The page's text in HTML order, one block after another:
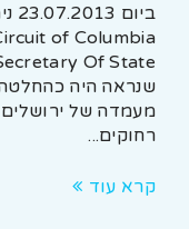
שנראה היה כהחלטה
מעמדה של
רחוקים...
קרא עוד